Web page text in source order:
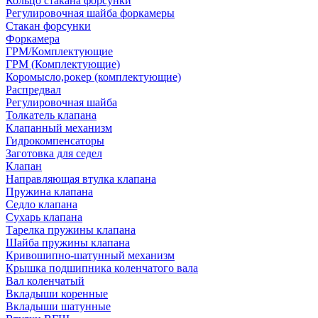
Регулировочная шайба форкамеры
Стакан форсунки
Форкамера
ГРМ/Комплектующие
ГРМ (Комплектующие)
Коромысло,рокер (комплектующие)
Распредвал
Регулировочная шайба
Толкатель клапана
Клапанный механизм
Гидрокомпенсаторы
Заготовка для седел
Клапан
Направляющая втулка клапана
Пружина клапана
Седло клапана
Сухарь клапана
Тарелка пружины клапана
Шайба пружины клапана
Кривошипно-шатунный механизм
Крышка подшипника коленчатого вала
Вал коленчатый
Вкладыши коренные
Вкладыши шатунные